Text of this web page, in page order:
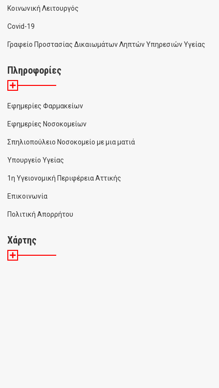
Κοινωνική Λειτουργός
Covid-19
Γραφείο Προστασίας Δικαιωμάτων Ληπτών Υπηρεσιών Υγείας
Πληροφορίες
Εφημερίες Φαρμακείων
Εφημερίες Νοσοκομείων
Σπηλιοπούλειο Νοσοκομείο με μια ματιά
Υπουργείο Υγείας
1η Υγειονομική Περιφέρεια Αττικής
Επικοινωνία
Πολιτική Απορρήτου
Χάρτης